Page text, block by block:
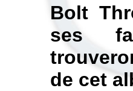
Bolt
ses
de cet